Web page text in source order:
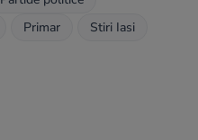
Primar Stiri Iasi